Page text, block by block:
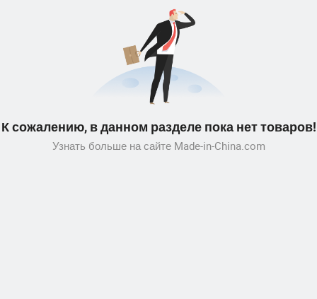
К сожалению, в данном разделе пока нет товаров!
Узнать больше на сайте Made-in-China.com